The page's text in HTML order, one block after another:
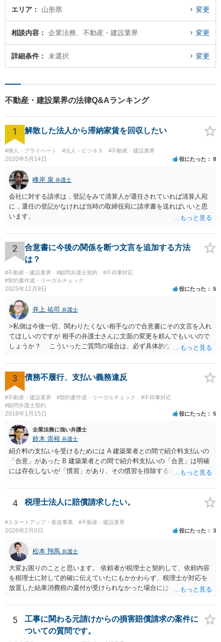
エリア 山形県 変更
相談内容 企業法務、不動産・建設業界 変更
詳細条件 未選択 変更
不動産・建設業界の法律Q&Aランキング
1 解散した法人から滞納家賃を回収したい
#個人・プライベート #法人・ビジネス #不動産・建設業界
2020年5月14日 役にたった 8
峰岸 泉 弁護士
会社に対する請求は，登記をみて清算人が選任されていれば清算人宛
に，選任の登記がなければ当時の取締役宛に請求書を送ればいいと思
います。
2
合意書に今後の関係を断つ文言を追加する方法
は？
#不動産・建設業界 #顧問弁護士契約
#不祥事対応
#契約書作成・リーガルチェック
2025年12月9日 役にたった 5
井上 祐司 弁護士
>私側は今後一切、関わりたくない相手なので合意書にその文言を入れ
てほしいのですが 相手の弁護士さんに文面の変更を頼んでもいいので
しょうか？ こういったご質問の場合は、必ず具体的な合意書案をも
には、ご質問のような懸念を払しょくするために、 「甲及び乙は，本
示談書に記載するもののほか，甲と乙の間には何らの債権債務が存し
ないことを相互に確認する。」 という清算条項を入れることが一般的
です。 以上に加え、「本件については，当事者協議の結果，上記示
談条件のとおり示談が成立したので，今後本件の上記示談内容に関し
てはどんな事情が生じても双方共裁判上又は裁判外においても一切異
議，請求の申立をしないことを誓約する。」という条項を入れること
がありますが、この条項は一つのプレッシャーのようなもので、現実
には今後一切裁判を起こす権利を放棄する、という合意はできません
し、予測できない後発的損害については示談後であっても請求できる
ので、上記の清算条項のみの場合がほとんどです。
3 債務不履行、支払い義務違反
#不動産・建設業界 #契約書作成・リーガルチェック
#不祥事対応
#顧問弁護士契約
2018年1月15日 役にたった 5
企業法務に強い弁護士
鈴木 崇裕 弁護士
紹介料の支払いを受けるためには A 建築業者との間で紹介料支払いの
「合意」があった B 建築業者との間で紹介料支払いの「合意」は明確
には存在しないが「慣習」があり、その慣習を排除する合意がない と
っとも、裁判所は「慣習」を容易には認めませんから、Aの主張に重き
をおくほうがよろしいと思います。 Aの主張で重要になるのは、例え
貴社が相手方建築業者に対して紹介料支払いを求めた事実 、経緯、内
容 ・相手方建築業者が過去に紹介料を支払った事実 ・相手方建築業者
が施主に対して紹介料支払いを前提とする言動をしていたかどうか な
どです（これに限られません。）。 弁護士に相談のうえ、詳細な事実
関係を説明して見通しを立て、相手方建築業者に対する請求を行なっ
ていくことになると思います。
4 税理士法人に賠償請求したい。
#スタートアップ・新規事業 #不動産・建設業界
2026年2月6日 役にたった 3
松本 翔馬 弁護士
大変お困りのことと思います。 依頼者が税理士と契約して、依頼内容
を税理士に対して的確に伝えていたにもかかわらず、税理士が対応を
放置した結果消費税の還付が受けられなかった場合には、賠償請求で
あるか否かという問題 ②税理士本人が税務業務をしていなかったとい
う税理士職務の妥当性の問題 ③クライアントが誤って簡易課税届出書
を提出していたところ、税理士が課税方式の確認をしなかった問題 と
いう課題があります。 ①については、 税理士が責任を持つのは契約に
5
工事に関わる元請けからの損害賠償請求の案件に
ついての質問です。